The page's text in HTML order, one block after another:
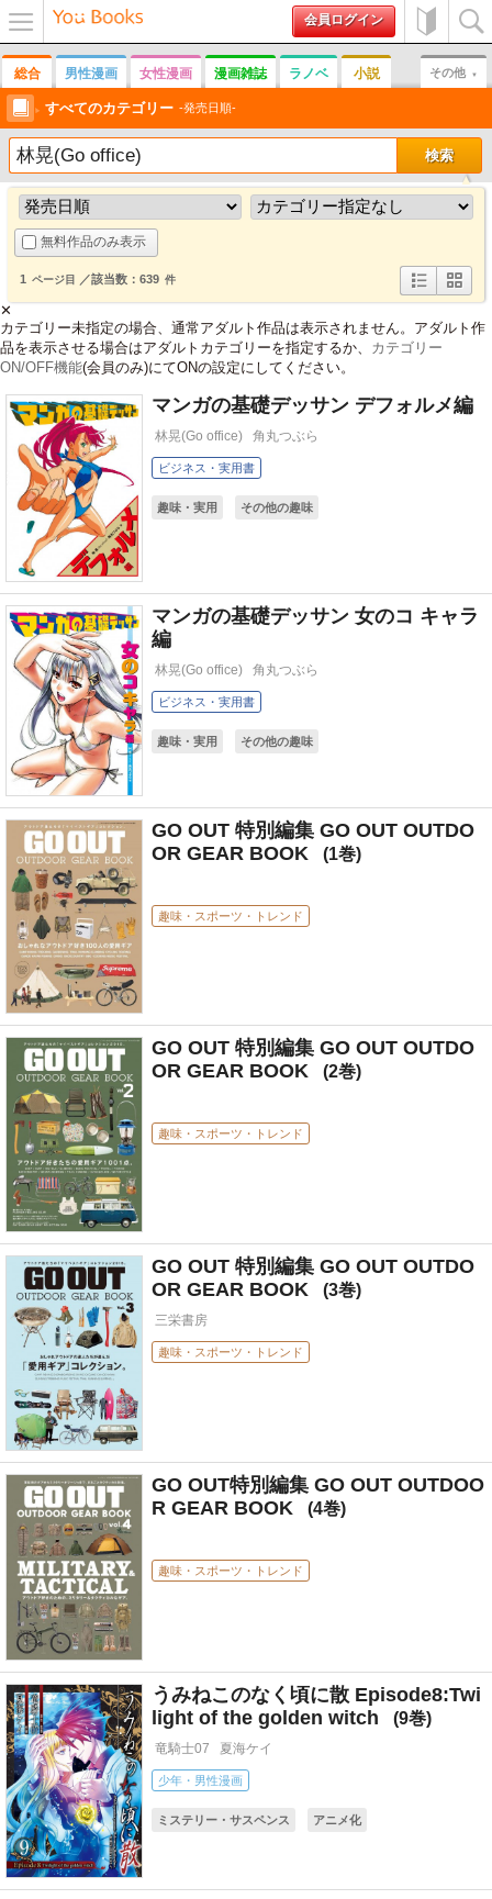
ー
会員ログイン
の方へ
総合 男性漫画 女性漫画 漫画雑誌 ラノベ 小説
男性誌 女性誌 趣味 実用書
その他
すべてのカテゴリー 発売日順
無料作品のみ表示
1 ページ目 ／該当数：639 件
詳
表
示
簡
表
✕
カテゴリー未指定の場合、通常アダルト作品は表示されません。アダルト作
品を表示させる場合はアダルトカテゴリーを指定するか、
カテゴリー
ON/OFF機能(会員のみ)にてONの設定にしてください。
マンガの基礎デッサン デフォルメ編
林晃(Go office) 角丸つぶら
ビジネス・実用書
趣味・実用 その他の趣味
マンガの基礎デッサン 女のコ キャラ
編
林晃(Go office) 角丸つぶら
ビジネス・実用書
趣味・実用 その他の趣味
GO OUT 特別編集 GO OUT OUTDO
OR GEAR BOOK
1
趣味・スポーツ・トレンド
GO OUT 特別編集 GO OUT OUTDO
OR GEAR BOOK
2
趣味・スポーツ・トレンド
GO OUT 特別編集 GO OUT OUTDO
OR GEAR BOOK
3
三栄書房
趣味・スポーツ・トレンド
GO OUT特別編集 GO OUT OUTDOO
R GEAR BOOK
4
趣味・スポーツ・トレンド
うみねこのなく頃に散 Episode8:Twi
light of the golden witch
9
竜騎士07 夏海ケイ
少年・男性漫画
ミステリー・サスペンス
アニメ化